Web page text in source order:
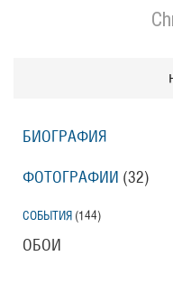
БИОГРАФИЯ
ФОТОГРАФИИ (32)
СОБЫТИЯ (144)
ОБОИ